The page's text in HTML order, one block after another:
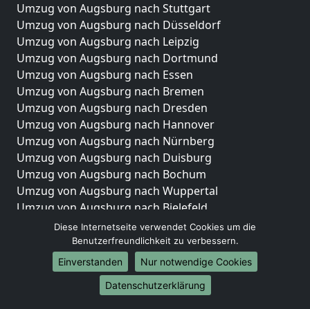
Umzug von Augsburg nach Stuttgart
Umzug von Augsburg nach Düsseldorf
Umzug von Augsburg nach Leipzig
Umzug von Augsburg nach Dortmund
Umzug von Augsburg nach Essen
Umzug von Augsburg nach Bremen
Umzug von Augsburg nach Dresden
Umzug von Augsburg nach Hannover
Umzug von Augsburg nach Nürnberg
Umzug von Augsburg nach Duisburg
Umzug von Augsburg nach Bochum
Umzug von Augsburg nach Wuppertal
Umzug von Augsburg nach Bielefeld
Umzug von Augsburg nach Bonn
Umzug von Augsburg nach Münster
Internationale-Umzüge
Umzug von Augsburg nach Brasilien
Diese Internetseite verwendet Cookies um die
Benutzerfreundlichkeit zu verbessern.
Einverstanden
Nur notwendige Cookies
Datenschutzerklärung